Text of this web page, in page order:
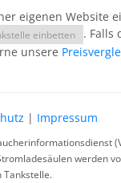
eigenen Website
einbetten
. Falls
unsere
| Impressum
werden
Tankstelle.